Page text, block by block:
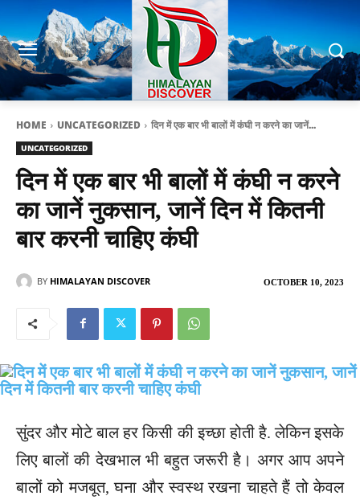
HOME UNCATEGORIZED दिन में एक बार भी बालों में कंघी न करने का जानें...
UNCATEGORIZED
दिन में एक बार भी बालों में कंघी न करने
का जानें नुकसान, जानें दिन में कितनी
बार करनी चाहिए कंघी
OCTOBER 10, 2023
BY HIMALAYAN DISCOVER
सुंदर और मोटे बाल हर किसी की इच्छा होती है. लेकिन इसके
लिए बालों की देखभाल भी बहुत जरूरी है। अगर आप अपने
बालों को मजबूत, घना और स्वस्थ रखना चाहते हैं तो केवल